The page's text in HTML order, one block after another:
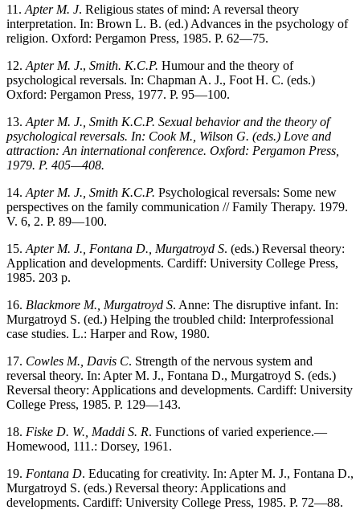
11. Apter M. J. Religious states of mind: A reversal theory
interpretation. In: Brown L. B. (ed.) Advances in the psychology of
religion. Oxford: Pergamon Press, 1985. P. 62—75.
12. Apter M. J., Smith. К.С.Р. Humour and the theory of
psychological reversals. In: Chapman A. J., Foot H. C. (eds.)
Oxford: Pergamon Press, 1977. P. 95—100.
13. Apter M. J., Smith К.С.Р. Sexual behavior and the theory of
psychological reversals. In: Cook M., Wilson G. (eds.) Love and
attraction: An international conference. Oxford: Pergamon Press,
1979. P. 405—408.
14. Apter M. J., Smith К.С.Р. Psychological reversals: Some new
perspectives on the family communication // Family Therapy. 1979.
V. 6, 2. P. 89—100.
15. Apter M. J., Fontana D., Murgatroyd S. (eds.) Reversal theory:
Application and developments. Cardiff: University College Press,
1985. 203 p.
16. Blackmore M., Murgatroyd S. Anne: The disruptive infant. In:
Murgatroyd S. (ed.) Helping the troubled child: Interprofessional
case studies. L.: Harper and Row, 1980.
17. Cowles M., Davis C. Strength of the nervous system and
reversal theory. In: Apter M. J., Fontana D., Murgatroyd S. (eds.)
Reversal theory: Applications and developments. Cardiff: University
College Press, 1985. P. 129—143.
18. Fiske D. W., Maddi S. R. Functions of varied experience.—
Homewood, 111.: Dorsey, 1961.
19. Fontana D. Educating for creativity. In: Apter M. J., Fontana D.,
Murgatroyd S. (eds.) Reversal theory: Applications and
developments. Cardiff: University College Press, 1985. P. 72—88.